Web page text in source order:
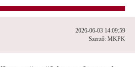
2026-06-03 14:09:59
Szerző: MKPK